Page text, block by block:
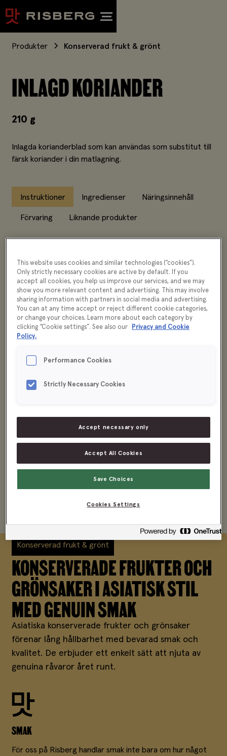
Produkter Konserverad frukt & grönt
INLAGD KORIANDER
210 g
Inlagda korianderblad som kan användas som substitut till
färsk koriander i din matlagning.
Instruktioner Ingredienser Näringsinnehåll
Förvaring Liknande produkter
och grönsaker.
Konserverad frukt & grönt
KONSERVERADE FRUKTER OCH
GRÖNSAKER I ASIATISK STIL
MED GENUIN SMAK
Asiatiska konserverade frukter och grönsaker
förenar lång hållbarhet med bevarad smak och
kvalitet. De erbjuder ett enkelt sätt att njuta av
genuina råvaror året runt.
SMAK
För oss på Risberg handlar smak inte bara om hur något
This website uses cookies and similar technologies (“cookies”).
Only strictly necessary cookies are active by default. If you
accept all cookies, you help us improve our services, and we may
show you more relevant content and advertising. This may involve
sharing information with partners in social media and advertising.
You can at any time accept or reject different cookie categories,
or change your choices. Learn more about each category by
clicking “Cookie settings”. See also our
Privacy and Cookie
Policy.
Performance Cookies
Strictly Necessary Cookies
Accept necessary only
Accept All Cookies
Save Choices
Cookies Settings